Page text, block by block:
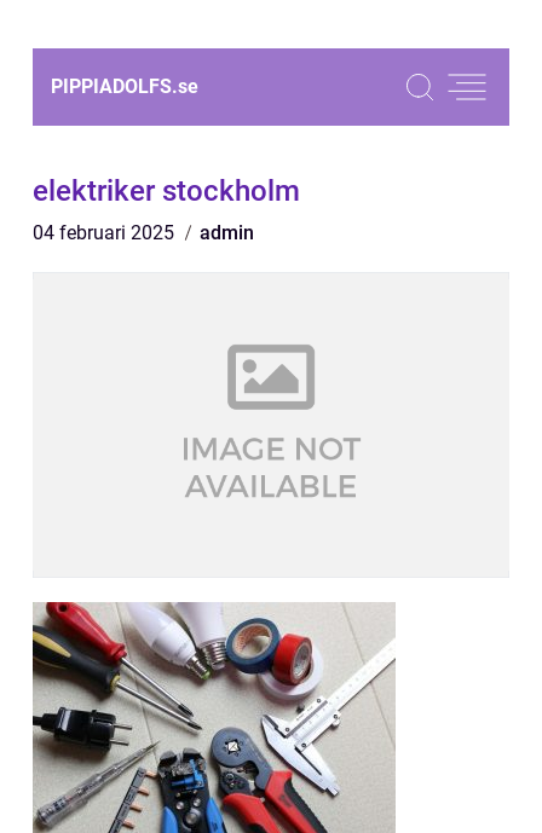
PIPPIADOLFS.se
elektriker stockholm
04 februari 2025 admin